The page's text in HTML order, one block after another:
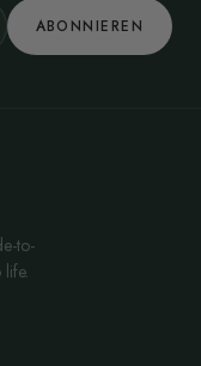
ABONNIEREN
to-